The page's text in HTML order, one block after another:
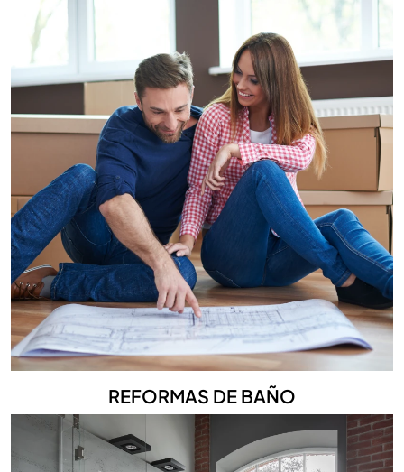
REFORMAS DE BAÑO